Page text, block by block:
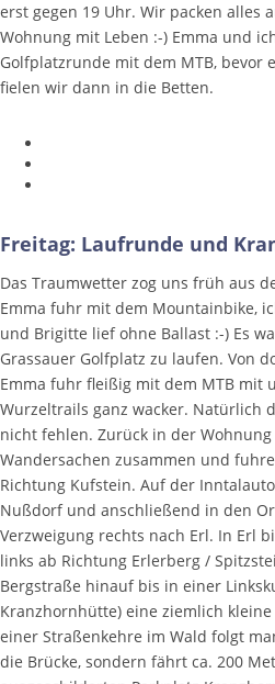
erst gegen 19 Uhr. Wir packen alles
Wohnung mit Leben :-) Emma und
Golfplatzrunde mit dem MTB, bevor
fielen wir dann in die Betten.
Freitag: Laufrunde und
Das Traumwetter zog uns früh aus
Emma fuhr mit dem Mountainbike,
und Brigitte lief ohne Ballast :-) Es
Grassauer Golfplatz zu laufen. Von
Emma fuhr fleißig mit dem MTB mit
Wurzeltrails ganz wacker. Natürlich
nicht fehlen. Zurück in der
Wandersachen zusammen und
Richtung Kufstein. Auf der
Nußdorf und anschließend in den
Verzweigung rechts nach Erl. In Erl
links ab Richtung Erlerberg /
Bergstraße hinauf bis in einer
Kranzhornhütte) eine ziemlich
einer Straßenkehre im Wald folgt
die Brücke, sondern fährt ca. 200